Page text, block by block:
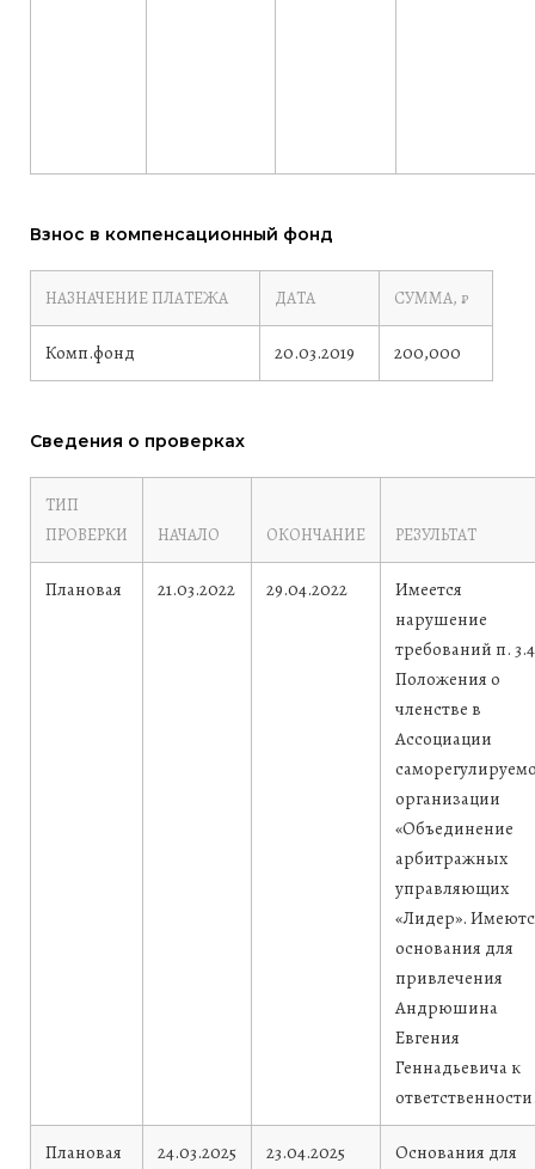
Взнос в компенсационный фонд
НАЗНАЧЕНИЕ ПЛАТЕЖА ДАТА СУММА, ₽
Комп.фонд 20.03.2019 200,000
Сведения о проверках
ТИП
ПРОВЕРКИ
НАЧАЛО ОКОНЧАНИЕ РЕЗУЛЬТАТ
Плановая 21.03.2022 29.04.2022
Имеется
нарушение
требований п.
Положения о
членстве в
Ассоциации
организации
«Объединение
арбитражных
управляющих
«Лидер».
основания для
привлечения
Андрюшина
Евгения
Геннадьевича к
Плановая 24.03.2025 23.04.2025
Основания для